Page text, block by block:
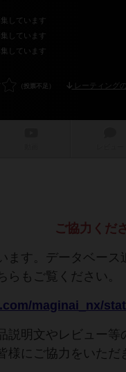
しています
しています
しています
レーティング
ご協力くだ
ます。データベー
もご覧ください。
maginai_nx/
説明文やレビュー
様にご協力をいただ